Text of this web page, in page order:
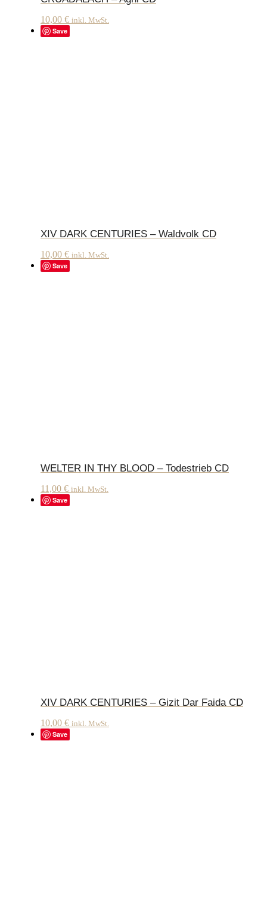
10,00 € inkl. MwSt.
Save
XIV DARK CENTURIES – Waldvolk CD
10,00 € inkl. MwSt.
Save
WELTER IN THY BLOOD – Todestrieb CD
11,00 € inkl. MwSt.
Save
XIV DARK CENTURIES – Gizit Dar Faida CD
10,00 € inkl. MwSt.
Save